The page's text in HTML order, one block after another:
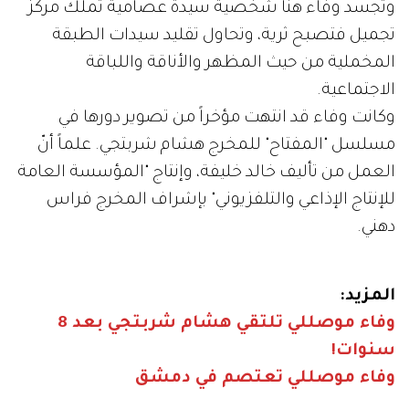
وتجسد وفاء هنا شخصية سيدة عصامية تملك مركز
تجميل فتصبح ثرية، وتحاول تقليد سيدات الطبقة
المخملية من حيث المظهر والأناقة واللباقة
الاجتماعية.
وكانت وفاء قد انتهت مؤخراً من تصوير دورها في
مسلسل "المفتاح" للمخرج هشام شربتجي. علماً أنّ
العمل من تأليف خالد خليفة، وإنتاج "المؤسسة العامة
للإنتاج الإذاعي والتلفزيوني" بإشراف المخرج فراس
دهني.
المزيد:
وفاء موصللي تلتقي هشام شربتجي بعد 8
سنوات!
وفاء موصللي تعتصم في دمشق